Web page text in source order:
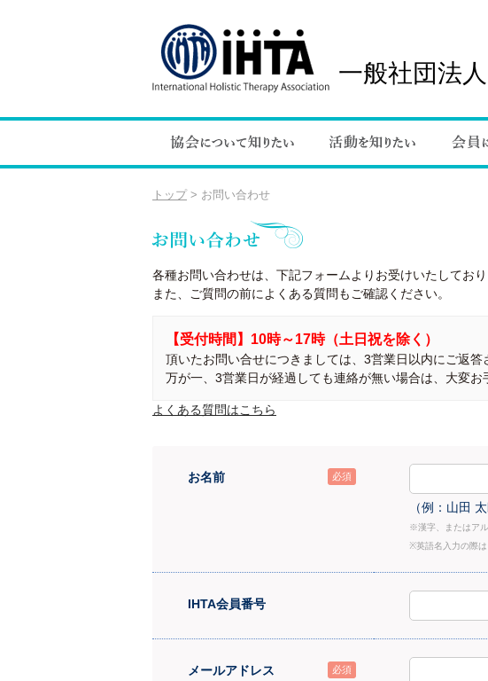
一般社団法
トップ> お問い合わせ
各種お問い合わせは、下記フォームよりお受けいたしており
また、ご質問の前によくある質問もご確認ください。
【受付時間】10時～17時（土日祝を除く）
頂いたお問い合せにつきましては、3営業日以内にご返答
万が一、3営業日が経過しても連絡が無い場合は、大変
よくある質問はこちら
お名前 必須
（例：山田
※漢字、またはア
※英語名入力の際は
IHTA会員番号
メールアドレス 必須